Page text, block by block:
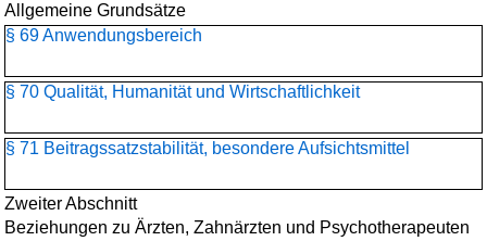
Allgemeine Grundsätze
§ 69 Anwendungsbereich
§ 70 Qualität, Humanität und Wirtschaftlichkeit
§ 71 Beitragssatzstabilität, besondere Aufsichtsmittel
Zweiter Abschnitt
Beziehungen zu Ärzten, Zahnärzten und Psychotherapeuten